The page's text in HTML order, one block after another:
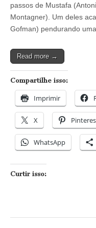
passos de Mustafa
Montagner). Um deles
Gofman) pendurando
Read more →
Compartilhe isso:
Imprimir
X
WhatsApp
Curtir isso: